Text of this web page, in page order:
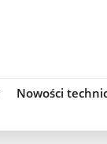
Nowości